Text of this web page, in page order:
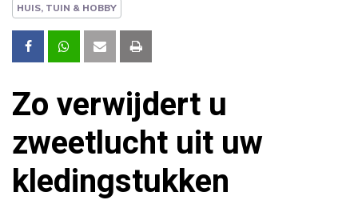
HUIS, TUIN & HOBBY
Zo verwijdert u
zweetlucht uit uw
kledingstukken